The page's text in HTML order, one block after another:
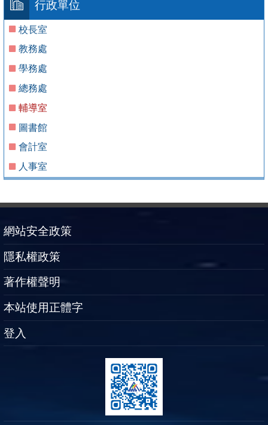
行政單位
校長室
教務處
學務處
總務處
輔導室
圖書館
會計室
人事室
網站安全政策
隱私權政策
著作權聲明
本站使用正體字
登入